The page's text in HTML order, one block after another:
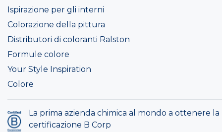
Ispirazione per gli interni
Colorazione della pittura
Distributori di coloranti Ralston
Formule colore
Your Style Inspiration
Colore
La prima azienda chimica al mondo a ottenere la
certificazione B Corp